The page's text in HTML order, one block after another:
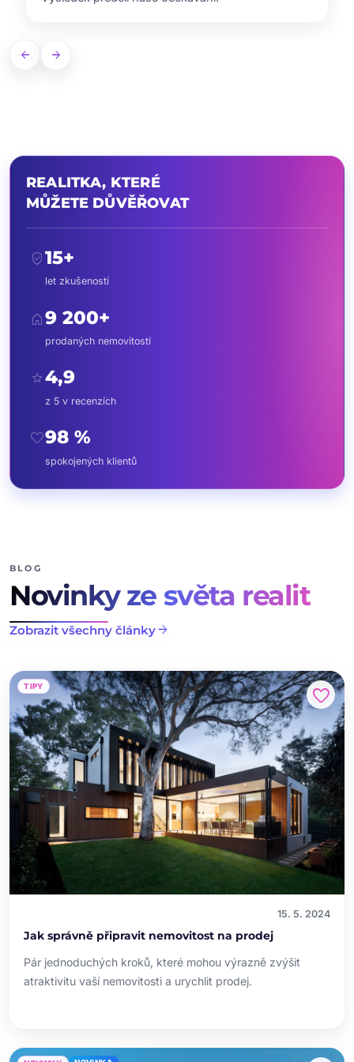
arrow_back arrow_forward
REALITKA, KTERÉ
MŮŽETE DŮVĚŘOVAT
verified_user15+
let zkušeností
home9 200+
prodaných nemovitostí
star4,9
z 5 v recenzích
favorite98 %
spokojených klientů
BLOG
Novinky ze světa realit
Zobrazit všechny článkyarrow_forward
TIPY favorite
15. 5. 2024
Jak správně připravit nemovitost na prodej
Pár jednoduchých kroků, které mohou výrazně zvýšit
atraktivitu vaší nemovitosti a urychlit prodej.